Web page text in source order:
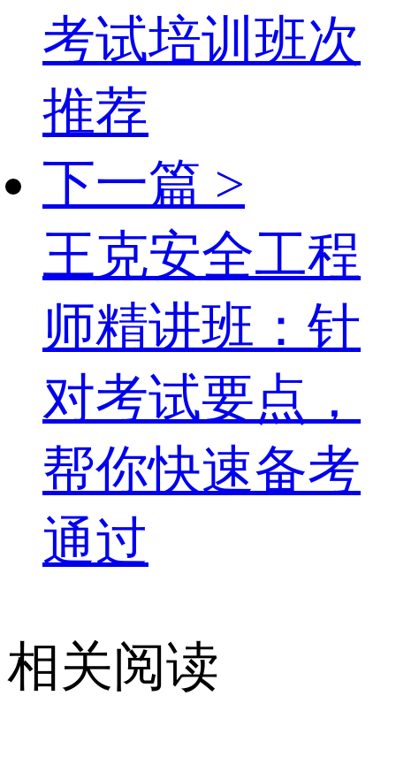
考试培训班次
推荐
下一篇 >
王克安全工程
师精讲班：针
对考试要点，
帮你快速备考
通过
相关阅读